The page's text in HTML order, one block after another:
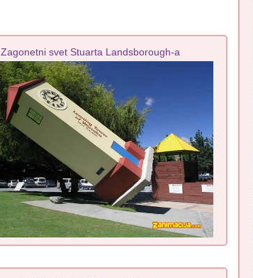
Zagonetni svet Stuarta Landsborough-a